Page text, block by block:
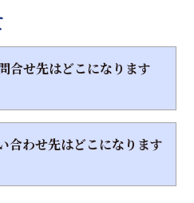
合せ先はどこになります
合わせ先はどこになります